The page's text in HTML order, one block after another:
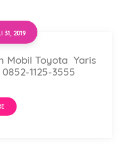
31, 2019
Mobil Toyota Yaris
1125-3555